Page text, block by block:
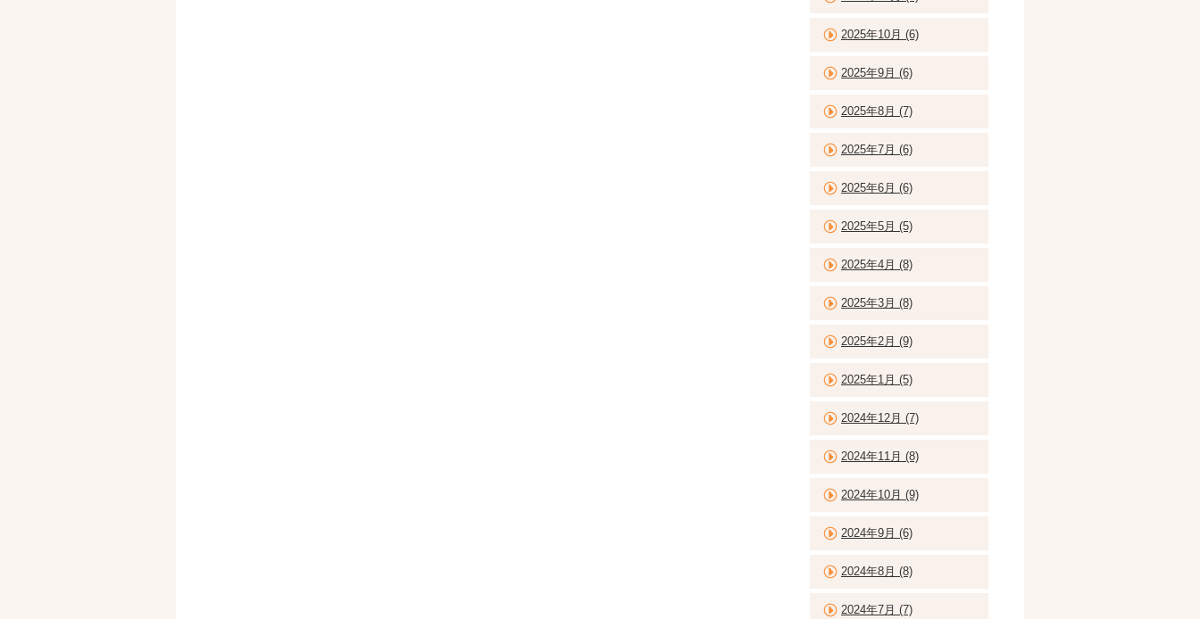
2025年10月 (6)
2025年9月 (6)
2025年8月 (7)
2025年7月 (6)
2025年6月 (6)
2025年5月 (5)
2025年4月 (8)
2025年3月 (8)
2025年2月 (9)
2025年1月 (5)
2024年12月 (7)
2024年11月 (8)
2024年10月 (9)
2024年9月 (6)
2024年8月 (8)
2024年7月 (7)